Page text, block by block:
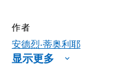
作者
安德烈·蒂奥利耶
显示更多